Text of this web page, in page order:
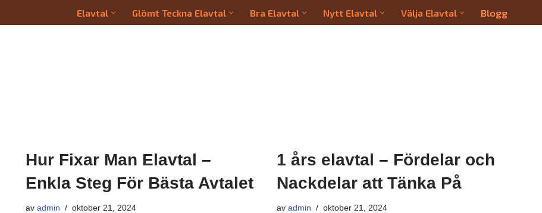
Elavtal Glömt Teckna Elavtal Bra Elavtal Nytt Elavtal Välja Elavtal Blogg
Hur Fixar Man Elavtal –
Enkla Steg För Bästa Avtalet
avadmin oktober 21, 2024
1 års elavtal – Fördelar och
Nackdelar att Tänka På
av admin oktober 21, 2024